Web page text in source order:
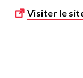
Visiter le